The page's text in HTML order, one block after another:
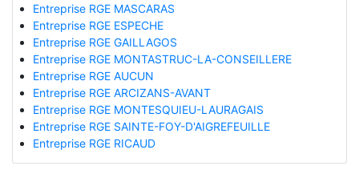
Entreprise RGE MASCARAS
Entreprise RGE ESPECHE
Entreprise RGE GAILLAGOS
Entreprise RGE MONTASTRUC-LA-CONSEILLERE
Entreprise RGE AUCUN
Entreprise RGE ARCIZANS-AVANT
Entreprise RGE MONTESQUIEU-LAURAGAIS
Entreprise RGE SAINTE-FOY-D'AIGREFEUILLE
Entreprise RGE RICAUD